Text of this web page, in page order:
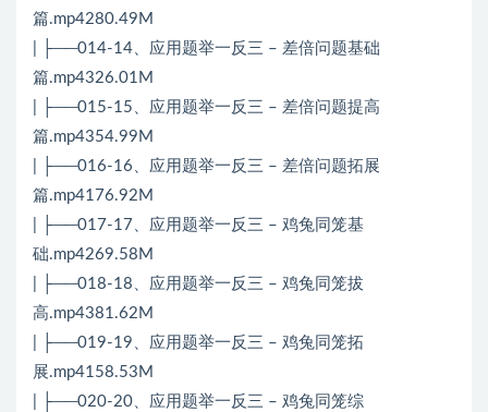
篇.mp4280.49M
| ├──014-14、应用题举一反三 – 差倍问题基础
篇.mp4326.01M
| ├──015-15、应用题举一反三 – 差倍问题提高
篇.mp4354.99M
| ├──016-16、应用题举一反三 – 差倍问题拓展
篇.mp4176.92M
| ├──017-17、应用题举一反三 – 鸡兔同笼基
础.mp4269.58M
| ├──018-18、应用题举一反三 – 鸡兔同笼拔
高.mp4381.62M
| ├──019-19、应用题举一反三 – 鸡兔同笼拓
展.mp4158.53M
| ├──020-20、应用题举一反三 – 鸡兔同笼综